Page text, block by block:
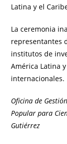
Latina y el
La ceremonia
representantes
institutos de
América Latina
internacionales.
Oficina de
Popular para
Gutiérrez